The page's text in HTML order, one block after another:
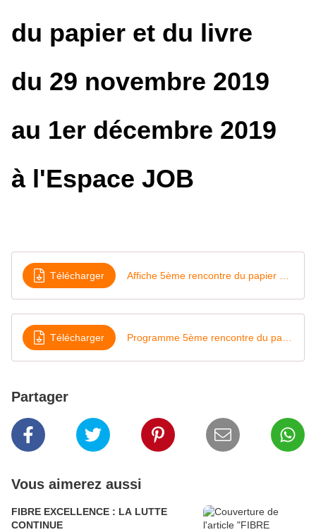
du papier et du livre
du 29 novembre 2019
au 1er décembre 2019
à l'Espace JOB
Télécharger
Télécharger
Partager
Vous aimerez aussi
FIBRE EXCELLENCE : LA LUTTE
CONTINUE